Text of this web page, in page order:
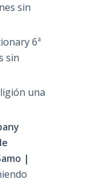
sin
6ª
sin
una
|